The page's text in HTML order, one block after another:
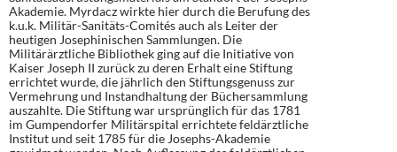
Akademie. Myrdacz wirkte hier durch die Berufung des
k.u.k. Militär-Sanitäts-Comités auch als Leiter der
heutigen Josephinischen Sammlungen. Die
Militärärztliche Bibliothek ging auf die Initiative von
Kaiser Joseph II zurück zu deren Erhalt eine Stiftung
errichtet wurde, die jährlich den Stiftungsgenuss zur
Vermehrung und Instandhaltung der Büchersammlung
auszahlte. Die Stiftung war ursprünglich für das 1781
im Gumpendorfer Militärspital errichtete feldärztliche
Institut und seit 1785 für die Josephs-Akademie